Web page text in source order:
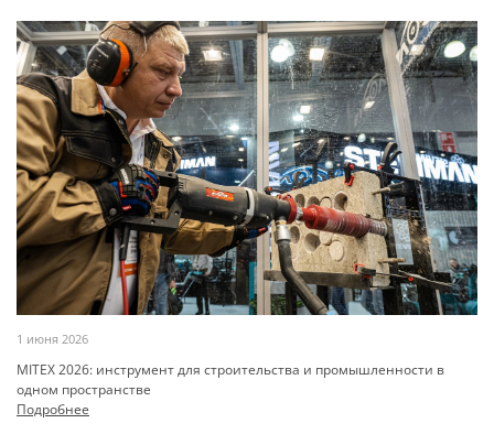
1 июня 2026
MITEX 2026: инструмент для строительства и промышленности в
одном пространстве
Подробнее